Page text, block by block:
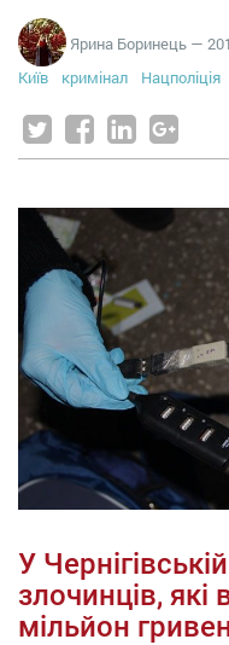
Ярина Боринець —
Київ
кримінал Нацполіція
У
злочинців,
мільйон